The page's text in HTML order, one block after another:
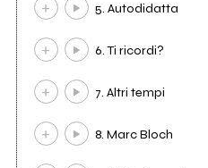
5. Autodidatta
6. Ti ricordi?
7. Altri tempi
8. Marc Bloch